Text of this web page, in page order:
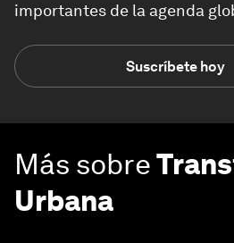
importantes de la agenda
Suscríbete hoy
Más sobre
Urbana